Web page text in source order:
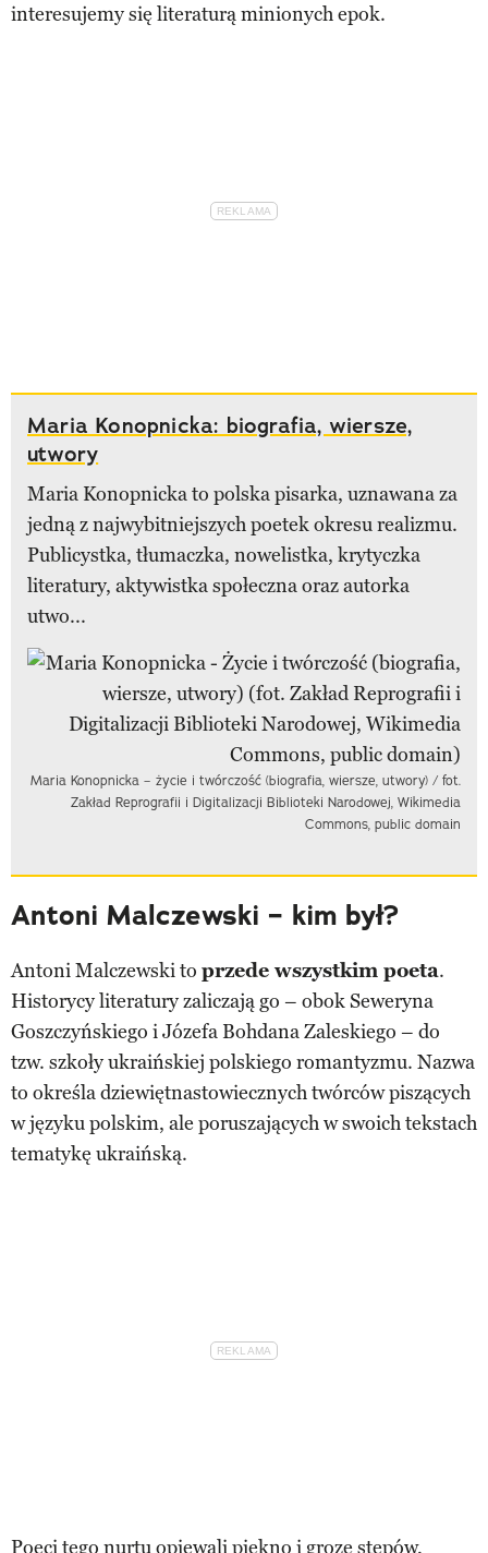
interesujemy się literaturą minionych epok.
Maria Konopnicka: biografia, wiersze,
utwory
Maria Konopnicka to polska pisarka, uznawana za
jedną z najwybitniejszych poetek okresu realizmu.
Publicystka, tłumaczka, nowelistka, krytyczka
literatury, aktywistka społeczna oraz autorka
utwo...
Maria Konopnicka – życie i twórczość (biografia, wiersze, utwory) / fot.
Zakład Reprografii i Digitalizacji Biblioteki Narodowej, Wikimedia
Commons, public domain
Antoni Malczewski – kim był?
Antoni Malczewski to przede wszystkim poeta.
Historycy literatury zaliczają go – obok Seweryna
Goszczyńskiego i Józefa Bohdana Zaleskiego – do
tzw. szkoły ukraińskiej polskiego romantyzmu. Nazwa
to określa dziewiętnastowiecznych twórców piszących
w języku polskim, ale poruszających w swoich tekstach
tematykę ukraińską.
Poeci tego nurtu opiewali piękno i grozę stepów,